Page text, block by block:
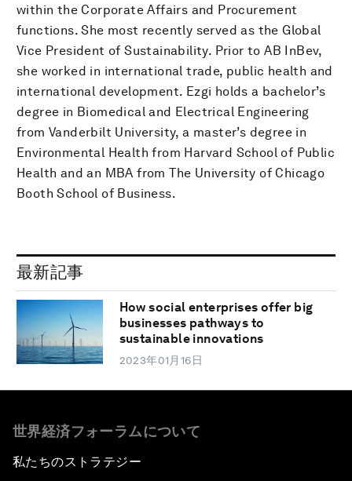
within the Corporate Affairs and Procurement
functions. She most recently served as the Global
Vice President of Sustainability. Prior to AB InBev,
she worked in international trade, public health and
international development. Ezgi holds a bachelor’s
degree in Biomedical and Electrical Engineering
from Vanderbilt University, a master’s degree in
Environmental Health from Harvard School of Public
Health and an MBA from The University of Chicago
Booth School of Business.
最新記事
How social enterprises offer big
businesses pathways to
sustainable innovations
2023年01月16日
世界経済フォーラムについて
私たちのストラテジー